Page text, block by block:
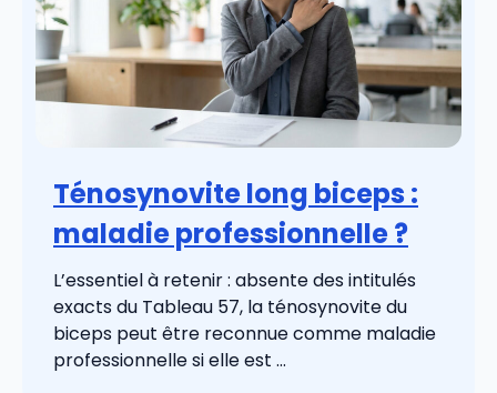
Ténosynovite long biceps :
maladie professionnelle ?
L’essentiel à retenir : absente des intitulés
exacts du Tableau 57, la ténosynovite du
biceps peut être reconnue comme maladie
professionnelle si elle est ...